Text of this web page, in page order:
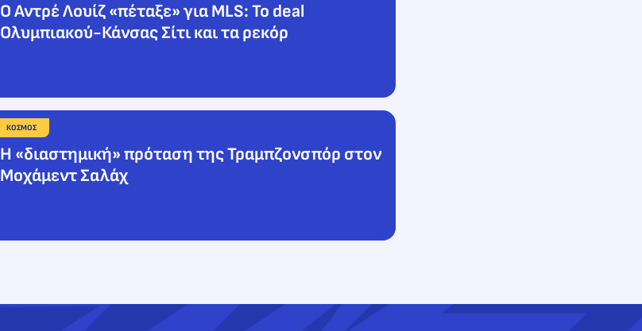
Ο Αντρέ Λουίζ «πέταξε» για MLS: Το deal
Ολυμπιακού-Κάνσας Σίτι και τα ρεκόρ
ΚΟΣΜΟΣ
Η «διαστημική» πρόταση της Τραμπζονσπόρ στον
Μοχάμεντ Σαλάχ